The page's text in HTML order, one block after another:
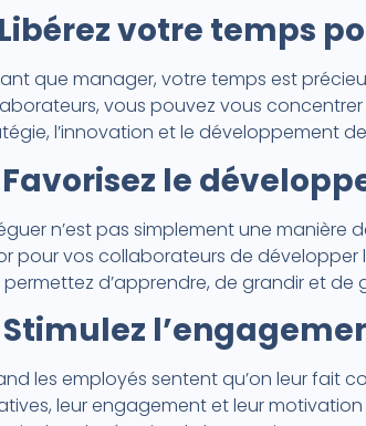
Libérez votre temps
que manager, votre temps est
vous pouvez vous
l’innovation et le développement
Favorisez le
n’est pas simplement une manière
pour vos collaborateurs de développer
permettez d’apprendre, de grandir et
Stimulez
les employés sentent qu’on leur fait
leur engagement et leur